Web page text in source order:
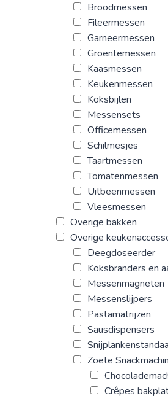
Broodmessen
Fileermessen
Garneermessen
Groentemessen
Kaasmessen
Keukenmessen
Koksbijlen
Messensets
Officemessen
Schilmesjes
Taartmessen
Tomatenmessen
Uitbeenmessen
Vleesmessen
Overige bakken
Overige
Deegdoseerder
Koksbranders en
Messenmagneten
Messenslijpers
Pastamatrijzen
Sausdispensers
Zoete
Crêpes